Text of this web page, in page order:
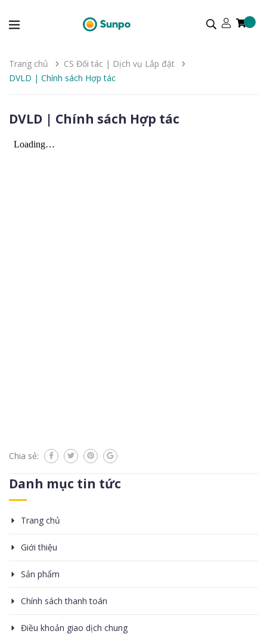
Trang chủ
CS Đối tác | Dịch vụ Lắp đặt
DVLD | Chính sách Hợp tác
DVLD | Chính sách Hợp tác
Chia sẻ:
Danh mục tin tức
Trang chủ
Giới thiệu
Sản phẩm
Chính sách thanh toán
Điều khoản giao dịch chung